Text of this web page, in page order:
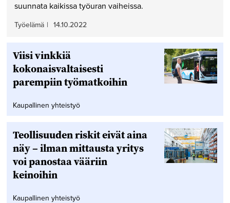
suunnata kaikissa työuran vaiheissa.
Työelämä | 14.10.2022
Viisi vinkkiä
kokonaisvaltaisesti
parempiin työmatkoihin
Kaupallinen yhteistyö
Teollisuuden riskit eivät aina
näy – ilman mittausta yritys
voi panostaa vääriin
keinoihin
Kaupallinen yhteistyö